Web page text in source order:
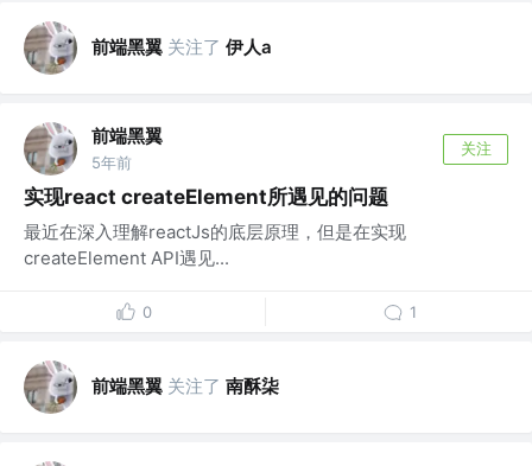
前端黑翼 关注了 伊人a
前端黑翼
5年前
关注
实现react createElement所遇见的问题
最近在深入理解reactJs的底层原理，但是在实现
createElement API遇见...
0 1
前端黑翼 关注了 南酥柒